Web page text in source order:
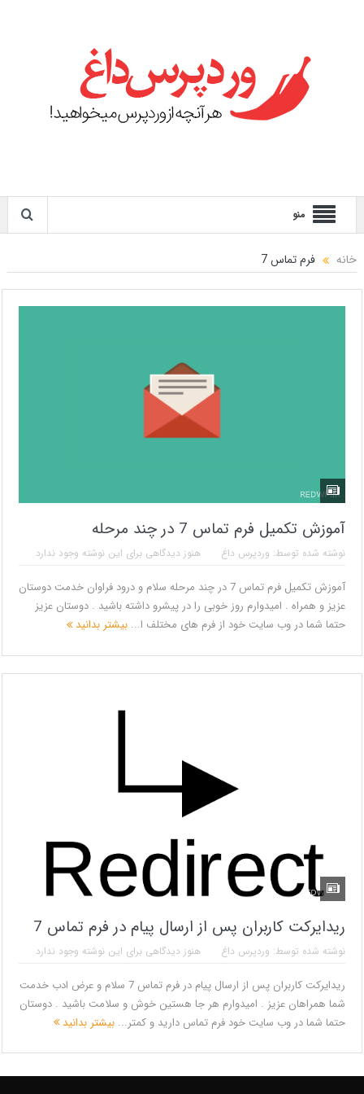
منو
خانه فرم تماس 7
آموزش تکمیل فرم تماس 7 در چند مرحله
نوشته شده توسط: وردپرس داغ هنوز دیدگاهی برای این نوشته وجود ندارد
آموزش تکمیل فرم تماس 7 در چند مرحله سلام و درود فراوان خدمت دوستان
عزیز و همراه . امیدوارم روز خوبی را در پیشرو داشته باشید . دوستان عزیز
حتما شما در وب سایت خود از فرم های مختلف ا... بیشتر بدانید
ریدایرکت کاربران پس از ارسال پیام در فرم تماس 7
نوشته شده توسط: وردپرس داغ هنوز دیدگاهی برای این نوشته وجود ندارد
ریدایرکت کاربران پس از ارسال پیام در فرم تماس 7 سلام و عرض ادب خدمت
شما همراهان عزیز . امیدوارم هر جا هستین خوش و سلامت باشید . دوستان
حتما شما در وب سایت خود فرم تماس دارید و کمتر... بیشتر بدانید